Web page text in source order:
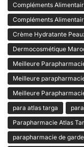
Compléments
Compléments
Crème Hydratante
Dermocosmétique
Meilleure
Meilleure
Meilleure
para atlas targa
Parapharmacie Atlas
parapharmacie de